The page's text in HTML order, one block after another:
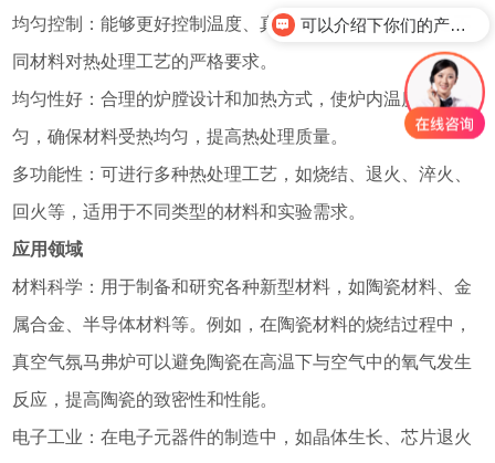
均匀控制：能够更好控制温度、真空度和气氛参数，满足不
同材料对热处理工艺的严格要求。
均匀性好：合理的炉膛设计和加热方式，使炉内温度分布均
匀，确保材料受热均匀，提高热处理质量。
多功能性：可进行多种热处理工艺，如烧结、退火、淬火、
回火等，适用于不同类型的材料和实验需求。
应用领域
材料科学：用于制备和研究各种新型材料，如陶瓷材料、金
属合金、半导体材料等。例如，在陶瓷材料的烧结过程中，
真空气氛马弗炉可以避免陶瓷在高温下与空气中的氧气发生
反应，提高陶瓷的致密性和性能。
电子工业：在电子元器件的制造中，如晶体生长、芯片退火
可以介绍下你们的产品么？